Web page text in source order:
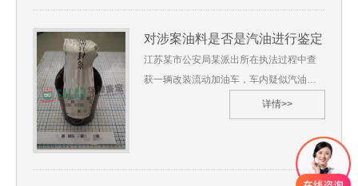
行鉴定3.委托日期：2019年10月 4.鉴定材
料： （1）样品清单 （2）鉴定委托书
（3）笔录单 5.鉴定地点：苏州华碧 江苏
省6.鉴定过程（略） 7.综合分析及检验结
果（略） 8.鉴定过程图片
对涉案油料是否是汽油进行鉴定
江苏某市公安局某派出所在执法过程中查
获一辆改装流动加油车，车内疑似汽油液
体，为了查证非法行为，委托我单位对油
料开展技术分析与鉴定，我单位受理了此
鉴定。 苏华碧[2023]质鉴字第***号 1.委托
单位：江苏某市公安局某派出所2.委托鉴定
事项：涉案油料是否是汽油鉴定3.委托日
详情>>